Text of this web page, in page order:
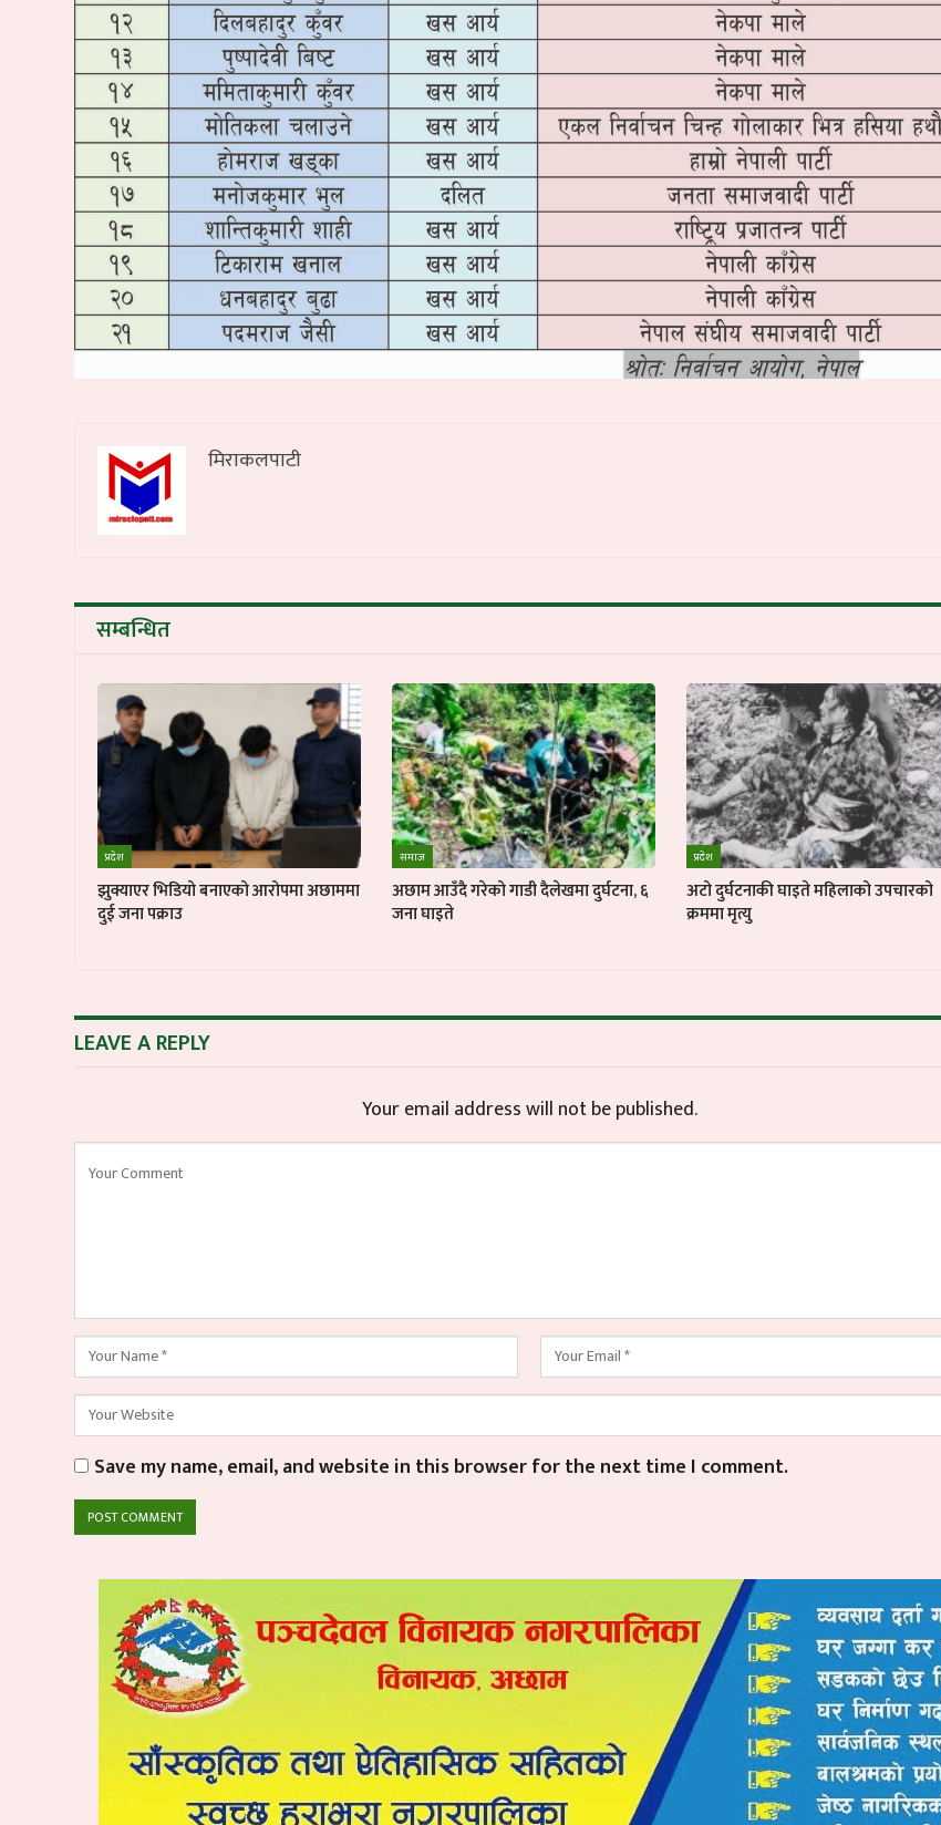
मिराकलपाटी
सम्बन्धित
प्रदेश
झुक्याएर भिडियो बनाएको आरोपमा अछाममा
दुई जना पक्राउ
समाज
अछाम आउँदै गरेको गाडी दैलेखमा दुर्घटना, ६
जना घाइते
प्रदेश
अटो दुर्घटनाकी घाइते महिलाको उपचारको
क्रममा मृत्यु
LEAVE A REPLY
Your email address will not be published.
Save my name, email, and website in this browser for the next time I comment.